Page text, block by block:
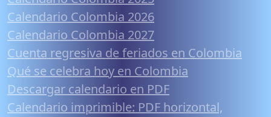
Calendario Colombia 2026
Calendario Colombia 2027
Cuenta regresiva de feriados en Colombia
Qué se celebra hoy en Colombia
Descargar calendario en PDF
Calendario imprimible: PDF horizontal,